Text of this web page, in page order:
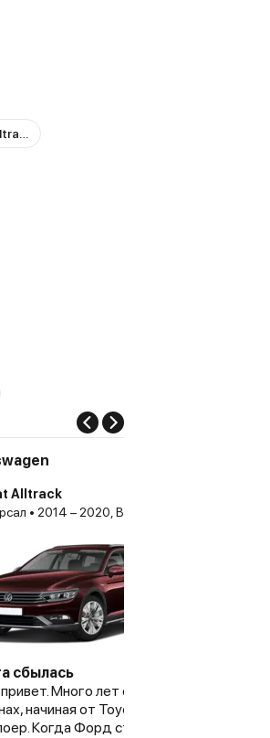
Объемы багажника Volkswagen Passat Alltrack
Alltrack
• 2014 – 2020, B8
сбылась
Много лет ездил на самых
начиная от Toyota и заканчивая Ford
Когда Форд стал понемногу